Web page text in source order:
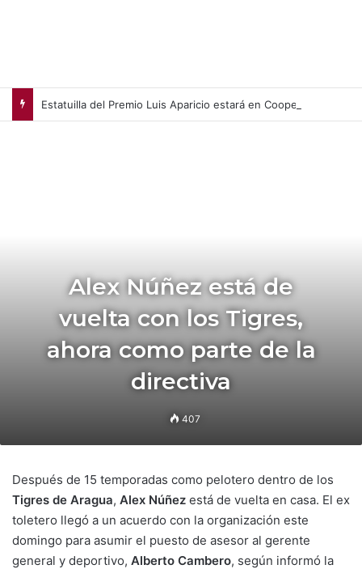
Estatuilla del Premio Luis Aparicio estará en Cooperstown
Alex Núñez está de
vuelta con los Tigres,
ahora como parte de la
directiva
407
Después de 15 temporadas como pelotero dentro de los
Tigres de Aragua, Alex Núñez está de vuelta en casa. El ex
toletero llegó a un acuerdo con la organización este
domingo para asumir el puesto de asesor al gerente
general y deportivo, Alberto Cambero, según informó la